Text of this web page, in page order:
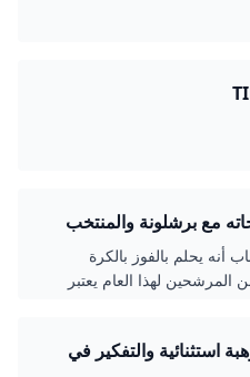
مع برشلونة والمنتخب
أنه يحلم بالفوز بالكرة
لهذا العام يعتبر
استثنائية والتفكير في